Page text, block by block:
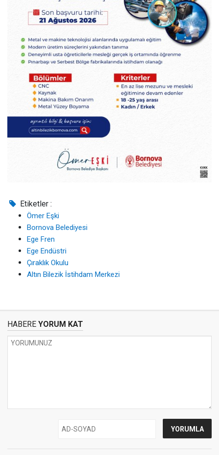
Etiketler :
Ömer Eşki
Bornova Belediyesi
Ege Fren
Ege Endüstri
Çıraklık Okulu
Altın Bilezik İstihdam Merkezi
HABERE YORUM KAT